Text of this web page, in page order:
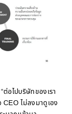
อไปบริษัทของเรา
CEO ไม่ลงมาดูเอง